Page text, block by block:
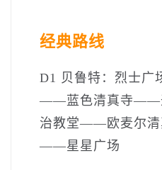
经典路线
D1 贝鲁特：烈士广
——蓝色清真寺——
治教堂——欧麦尔清
——星星广场